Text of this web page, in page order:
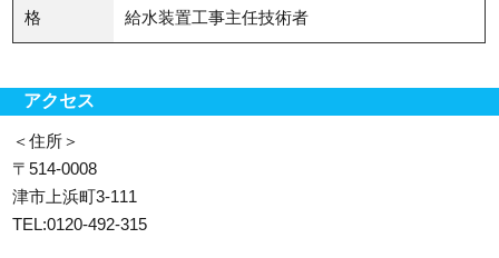
格
給水装置工事主任技術者
アクセス
＜住所＞
〒514-0008
津市上浜町3-111
TEL:0120-492-315